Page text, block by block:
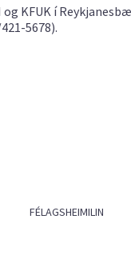
KFUK í
5678).
FÉLAGSHEIMILIN